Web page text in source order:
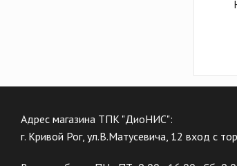
Адрес магазина ТПК "ДиоНИС":
г. Кривой Рог, ул.В.Матусевича, 12 вход с